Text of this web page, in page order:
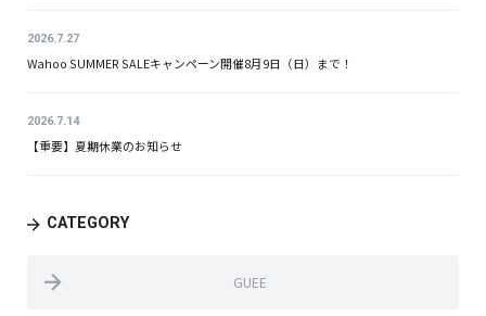
2026.7.27
Wahoo SUMMER SALEキャンペーン開催8月9日（日）まで！
2026.7.14
【重要】夏期休業のお知らせ
CATEGORY
GUEE